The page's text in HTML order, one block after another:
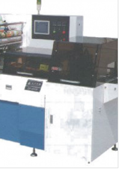
автомат широко
отдельных твердых
пищевой
Добавить в сравнение